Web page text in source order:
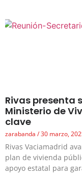
Rivas presenta
Ministerio de
clave
zarabanda 30 marzo,
Rivas Vaciamadrid
plan de vivienda
apoyo estatal para